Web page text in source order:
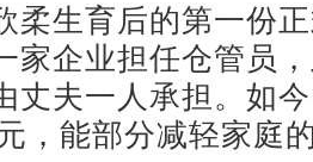
生育后的第一份正
家企业担任仓管员
丈夫一人承担。如
，能部分减轻家庭